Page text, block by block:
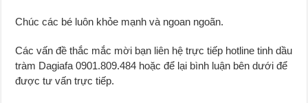
Chúc các bé luôn khỏe mạnh và ngoan ngoãn.
Các vấn đề thắc mắc mời bạn liên hệ trực tiếp hotline tinh dầu
tràm Dagiafa 0901.809.484 hoặc để lại bình luận bên dưới để
được tư vấn trực tiếp.